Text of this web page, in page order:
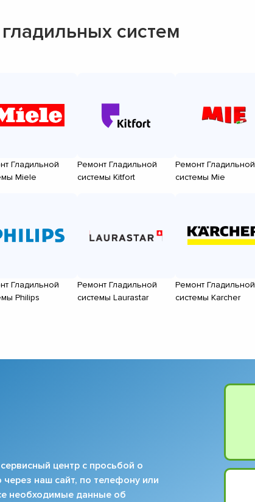
систем
Гладильной
Miele
Ремонт Гладильной
системы Kitfort
Ремонт Гладильной
системы Mie
Гладильной
Philips
Ремонт Гладильной
системы Laurastar
Ремонт Гладильной
системы Karcher
центр с просьбой о
наш сайт, по телефону или
необходимые данные об